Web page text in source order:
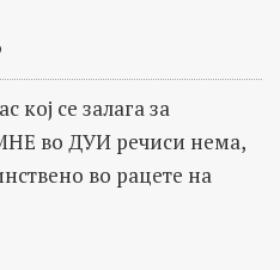
кој се залага за
во ДУИ речиси нема,
во рацете на